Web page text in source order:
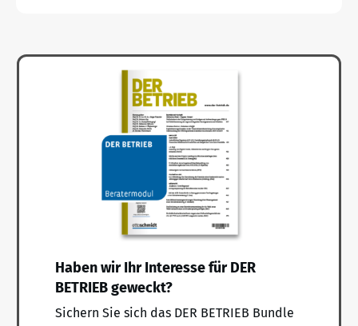
Haben wir Ihr Interesse für DER
BETRIEB geweckt?
Sichern Sie sich das DER BETRIEB Bundle